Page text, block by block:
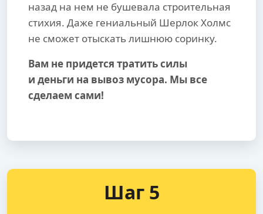
назад на нем не бушевала строительная
стихия. Даже гениальный Шерлок Холмс
не сможет отыскать лишнюю соринку.
Вам не придется тратить силы
и деньги на вывоз мусора. Мы все
сделаем сами!
Шаг 5